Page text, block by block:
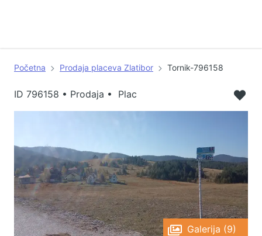
Početna Prodaja placeva Zlatibor Tornik-796158
ID 796158 • Prodaja • Plac
Galerija (9)